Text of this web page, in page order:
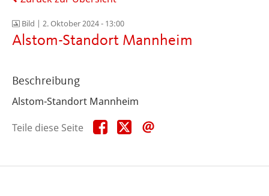
Bild | 2. Oktober 2024 - 13:00
Alstom-Standort Mannheim
Beschreibung
Alstom-Standort Mannheim
Teile diese Seite
Teile
diese
Teile
diese